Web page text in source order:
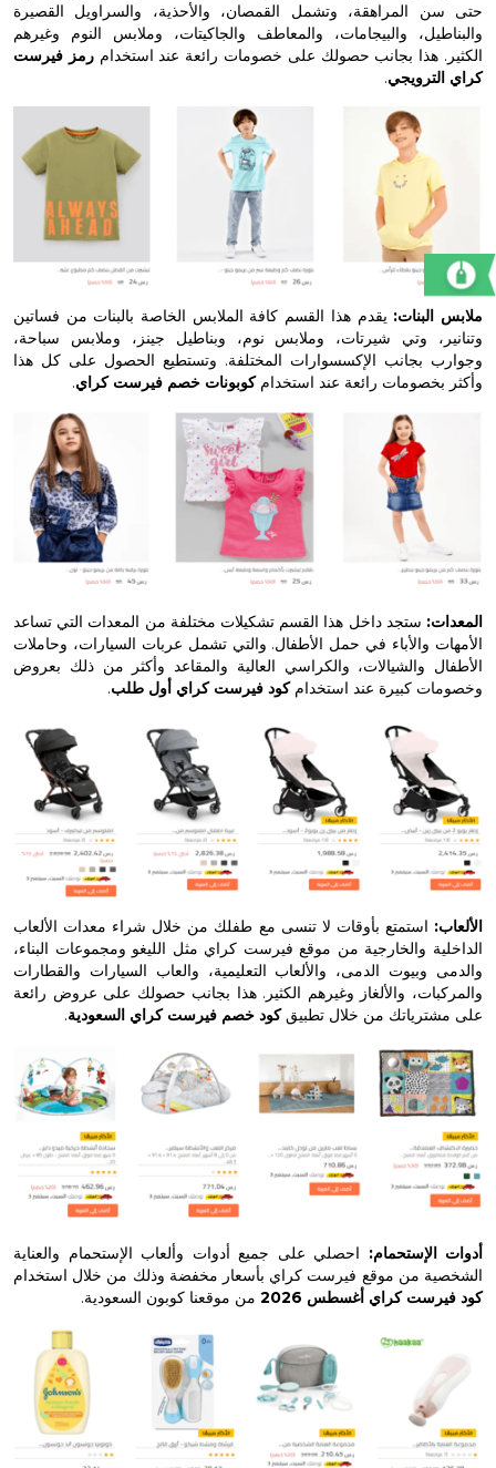
المراهقة، وتشمل القمصان، والأحذية، والسراويل القصيرة
والبيجامات، والمعاطف والجاكيتات، وملابس النوم وغيرهم
هذا بجانب حصولك على خصومات رائعة عند استخدامرمز فيرست
.
يقدم هذا القسم كافة الملابس الخاصة بالبنات من فساتين
وتي شيرتات، وملابس نوم، وبناطيل جينز، وملابس سباحة،
بجانب الإكسسوارات المختلفة. وتستطيع الحصول على كل هذا
رائعة عند استخدام كوبونات خصم فيرست كراي.
ستجد داخل هذا القسم تشكيلات مختلفة من المعدات التي تساعد
والأباء في حمل الأطفال. والتي تشمل عربات السيارات، وحاملات
والشيالات، والكراسي العالية والمقاعد وأكثر من ذلك بعروض
كبيرة عند استخدام كود فيرست كراي أول طلب.
استمتع بأوقات لا تنسى مع طفلك من خلال شراء معدات الألعاب
والخارجية من موقع فيرست كراي مثل الليغو ومجموعات البناء،
وبيوت الدمى، والألعاب التعليمية، والعاب السيارات والقطارات
والألغاز وغيرهم الكثير. هذا بجانب حصولك على عروض رائعة
من خلال تطبيقكود خصم فيرست كراي السعودية .
احصلي على جميع أدوات وألعاب الإستحمام والعناية
من موقع فيرست كراي بأسعار مخفضة وذلك من خلال استخدام
كراي أغسطس 2026
من موقعنا كوبون السعودية.